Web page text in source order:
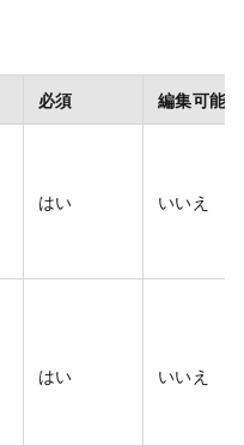
必須 編集可能
はい いいえ
はい いいえ